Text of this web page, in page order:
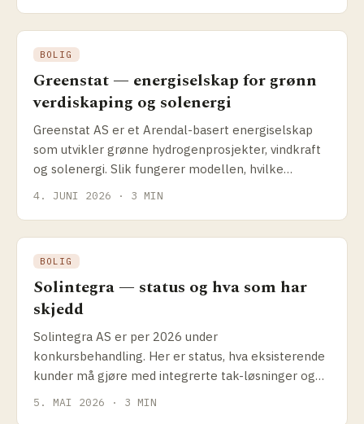
BOLIG
Greenstat — energiselskap for grønn
verdiskaping og solenergi
Greenstat AS er et Arendal-basert energiselskap
som utvikler grønne hydrogenprosjekter, vindkraft
og solenergi. Slik fungerer modellen, hvilke
4. JUNI 2026 · 3 MIN
BOLIG
Solintegra — status og hva som har
skjedd
Solintegra AS er per 2026 under
konkursbehandling. Her er status, hva eksisterende
kunder må gjøre med integrerte tak-løsninger og
5. MAI 2026 · 3 MIN